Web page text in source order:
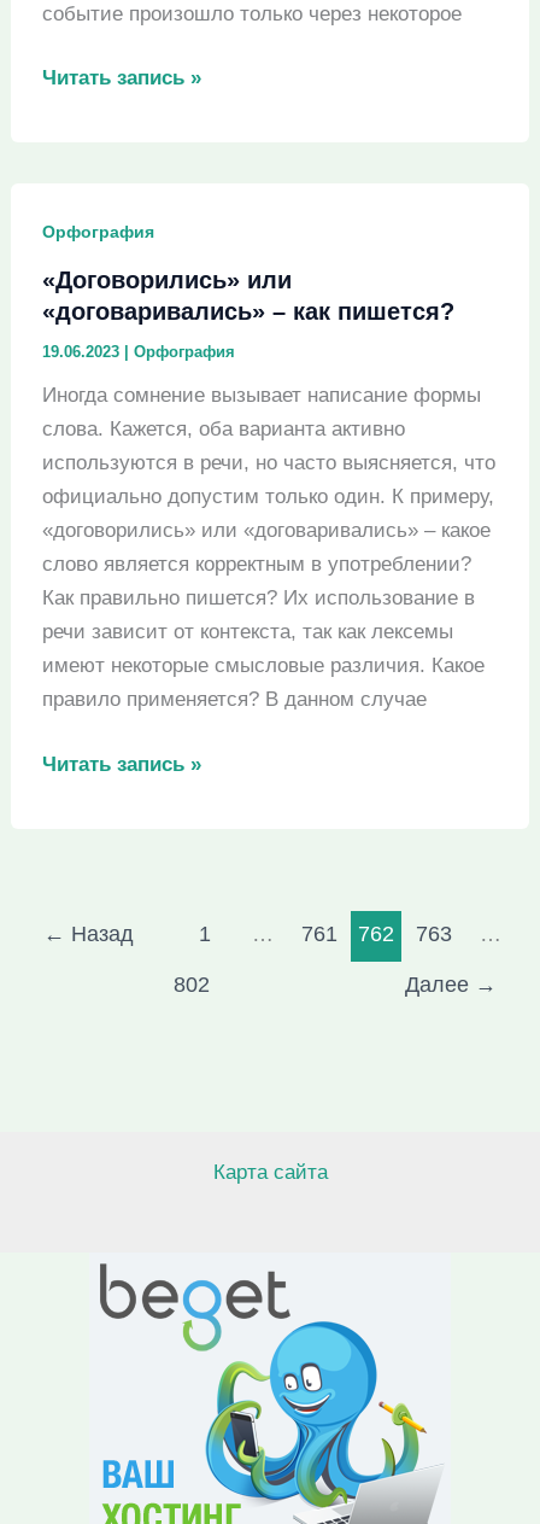
событие произошло только через некоторое
«Не
как
пишется?
Читать запись »
Орфография
«Договорились» или
«договаривались» – как пишется?
19.06.2023 Орфография
Иногда сомнение вызывает написание формы
слова. Кажется, оба варианта активно
используются в речи, но часто выясняется, что
официально допустим только один. К примеру,
«договорились» или «договаривались» – какое
слово является корректным в употреблении?
Как правильно пишется? Их использование в
речи зависит от контекста, так как лексемы
имеют некоторые смысловые различия. Какое
правило применяется? В данном случае
«Договорились»
пишется?
Читать запись »
← Назад 1 … 761 762 763 …
802 Далее →
Карта сайта